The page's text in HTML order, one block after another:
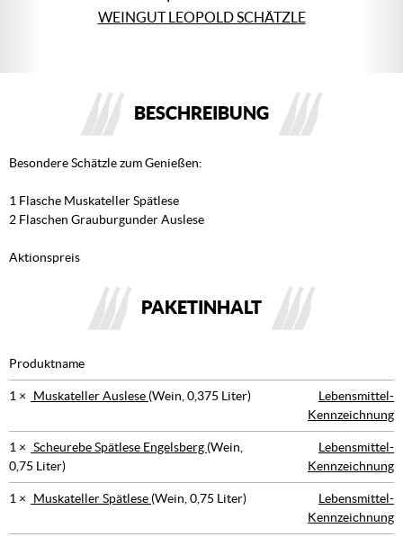
WEINGUT LEOPOLD SCHÄTZLE
BESCHREIBUNG
Besondere Schätzle zum Genießen:
1 Flasche Muskateller Spätlese
2 Flaschen Grauburgunder Auslese
Aktionspreis
PAKETINHALT
Produktname
1 × Muskateller Auslese (Wein, 0,375 Liter)
Lebensmittel-
Kennzeichnung
1 × Scheurebe Spätlese Engelsberg (Wein,
0,75 Liter)
Lebensmittel-
Kennzeichnung
1 × Muskateller Spätlese (Wein, 0,75 Liter)
Lebensmittel-
Kennzeichnung